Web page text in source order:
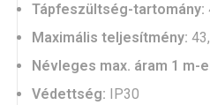
Tápfeszültség-tartomány:
Maximális teljesítmény:
Névleges max. áram 1 m-
Védettség: IP30